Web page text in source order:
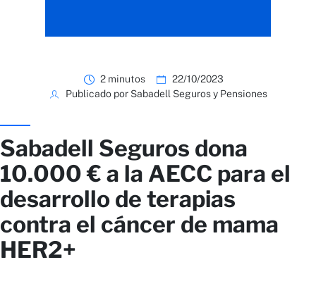
2 minutos
22/10/2023
Publicado por Sabadell Seguros y Pensiones
Sabadell Seguros dona
10.000 € a la AECC para el
desarrollo de terapias
contra el cáncer de mama
HER2+